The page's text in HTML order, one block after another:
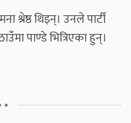
श्रेष्ठ थिइन्। उनले पार्टी
पाण्डे भित्रिएका हुन्।
•